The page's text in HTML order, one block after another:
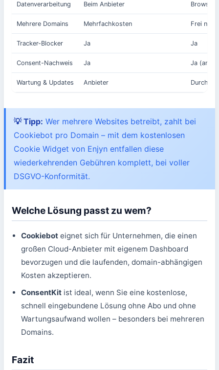
Datenverarbeitung Beim Anbieter
Mehrere Domains Mehrfachkosten Frei
Tracker-Blocker Ja Ja
Consent-Nachweis Ja Ja
Wartung & Updates Anbieter Durch
💡 Tipp: Wer mehrere Websites betreibt, zahlt bei
Cookiebot pro Domain – mit dem kostenlosen
Cookie Widget von Enjyn entfallen diese
wiederkehrenden Gebühren komplett, bei voller
DSGVO-Konformität.
Welche Lösung passt zu wem?
Cookiebot eignet sich für Unternehmen, die einen
großen Cloud-Anbieter mit eigenem Dashboard
bevorzugen und die laufenden, domain-abhängigen
Kosten akzeptieren.
ConsentKit ist ideal, wenn Sie eine kostenlose,
schnell eingebundene Lösung ohne Abo und ohne
Wartungsaufwand wollen – besonders bei mehreren
Domains.
Fazit